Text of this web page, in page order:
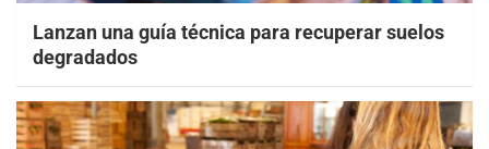
Lanzan una guía técnica para recuperar suelos
degradados